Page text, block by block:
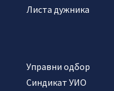
Листа дужника
Управни одбор
Синдикат УИО